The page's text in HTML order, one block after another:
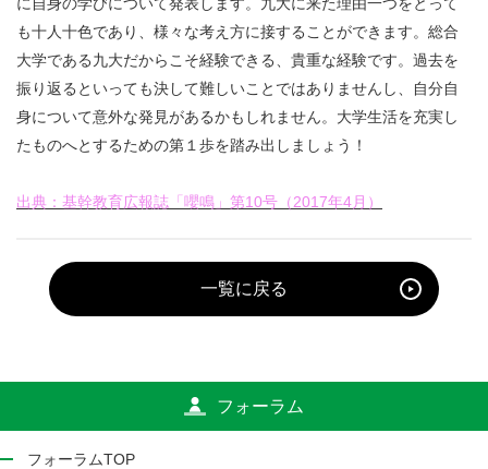
も十人十色であり、様々な考え方に接することができます。総合
大学である九大だからこそ経験できる、貴重な経験です。過去を
振り返るといっても決して難しいことではありませんし、自分自
身について意外な発見があるかもしれません。大学生活を充実し
たものへとするための第１歩を踏み出しましょう！
出典： 基幹教育広報誌 「嚶鳴」第10号（2017年4月）
一覧に戻る
フォーラム
フォーラムTOP